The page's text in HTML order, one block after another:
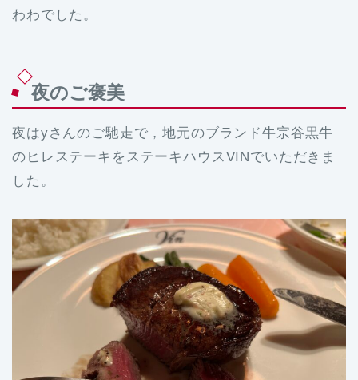
わわでした。
夜のご褒美
夜はyさんのご馳走で，地元のブランド牛宗谷黒牛
のヒレステーキをステーキハウスVINでいただきま
した。